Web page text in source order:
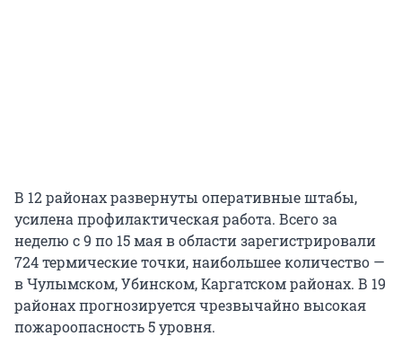
В 12 районах развернуты оперативные штабы,
усилена профилактическая работа. Всего за
неделю с 9 по 15 мая в области зарегистрировали
724 термические точки, наибольшее количество —
в Чулымском, Убинском, Каргатском районах. В 19
районах прогнозируется чрезвычайно высокая
пожароопасность 5 уровня.